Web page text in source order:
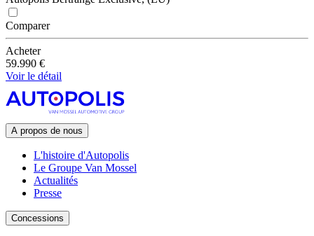
Comparer
Acheter
59.990 €
Voir le détail
A propos de nous
L'histoire d'Autopolis
Le Groupe Van Mossel
Actualités
Presse
Concessions